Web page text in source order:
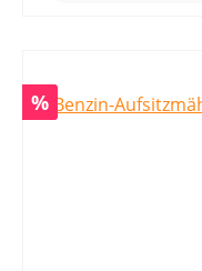
Rabatt
%